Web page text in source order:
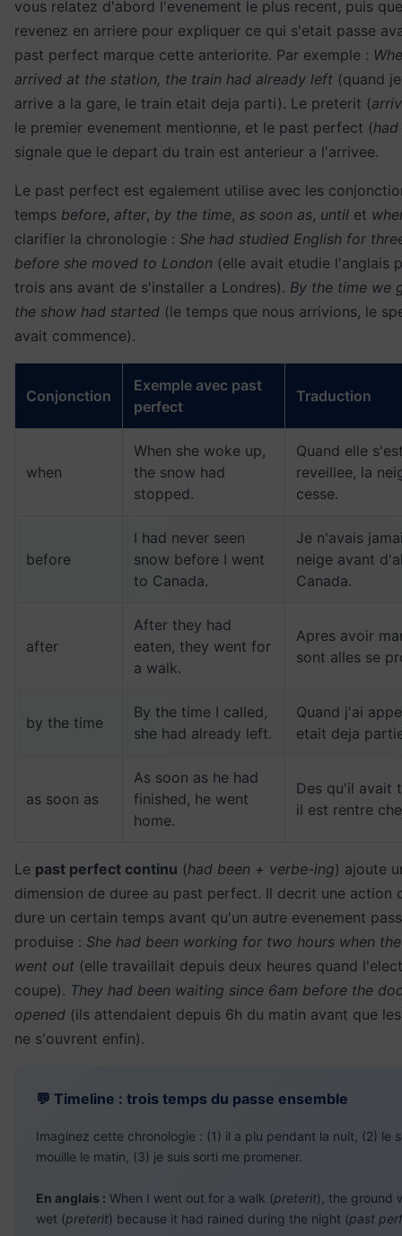
vous relatez d'abord l'evenement le plus recent, puis
revenez en arriere pour expliquer ce qui s'etait passe
past perfect marque cette anteriorite. Par exemple :
arrived at the station, the train had already left (quand
arrive a la gare, le train etait deja parti). Le preterit (
le premier evenement mentionne, et le past perfect (
signale que le depart du train est anterieur a l'arrivee.
Le past perfect est egalement utilise avec les
temps before, after, by the time, as soon as, until et
clarifier la chronologie : She had studied English for
before she moved to London (elle avait etudie l'anglais
trois ans avant de s'installer a Londres). By the time we
the show had started (le temps que nous arrivions, le
avait commence).
Conjonction
Exemple avec past
perfect
Traduction
when
When she woke up,
the snow had
stopped.
Quand elle
reveillee, la
cesse.
before
I had never seen
snow before I went
to Canada.
Je n'avais
neige avant
Canada.
after
After they had
eaten, they went for
a walk.
Apres avoir
sont alles se
by the time
By the time I called,
she had already left.
Quand j'ai
etait deja
as soon as
As soon as he had
finished, he went
home.
Des qu'il avait
il est rentre
Le past perfect continu (had been + verbe-ing) ajoute
dimension de duree au past perfect. Il decrit une action
dure un certain temps avant qu'un autre evenement
produise : She had been working for two hours when
went out (elle travaillait depuis deux heures quand
coupe). They had been waiting since 6am before the
opened (ils attendaient depuis 6h du matin avant que
ne s'ouvrent enfin).
💬 Timeline : trois temps du passe ensemble
Imaginez cette chronologie : (1) il a plu pendant la nuit, (2) le
mouille le matin, (3) je suis sorti me promener.
En anglais : When I went out for a walk (preterit), the ground
wet (preterit) because it had rained during the night (past